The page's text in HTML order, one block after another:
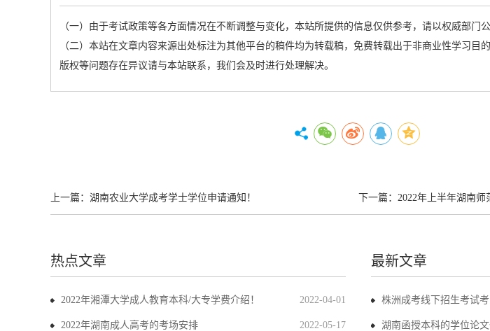
（一）由于考试政策等各方面情况在不断调整与变化，本站所提供的信息仅供参考，请以权威部门公
（二）本站在文章内容来源出处标注为其他平台的稿件均为转载稿，免费转载出于非商业性学习目
版权等问题存在异议请与本站联系，我们会及时进行处理解决。
上一篇： 湖南农业大学成考学士学位申请通知！ 下一篇： 2022年上半年湖南师范
热点文章
2022-04-01
2022年湘潭大学成人教育本科/大专学费介绍！
2022-05-17
2022年湖南成人高考的考场安排
最新文章
株洲成考线下招生考试考
湖南函授本科的学位论